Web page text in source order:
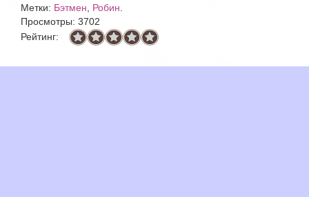
Метки: Бэтмен Робин
Просмотры: 3702
Рейтинг: